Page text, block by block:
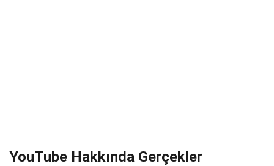
YouTube Hakkında Gerçekler